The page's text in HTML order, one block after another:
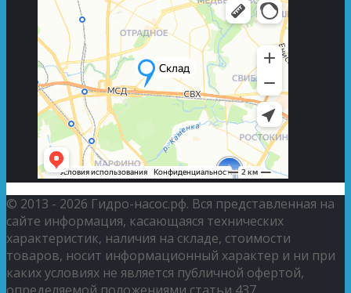
© 2013 - 2026 Гидро-насос.рф. Вся представленная на
сайте информация, касающаяся технических
характеристик, наличия на складе, стоимости
товаров, носит информационный характер и ни при
каких условиях не является публичной офертой,